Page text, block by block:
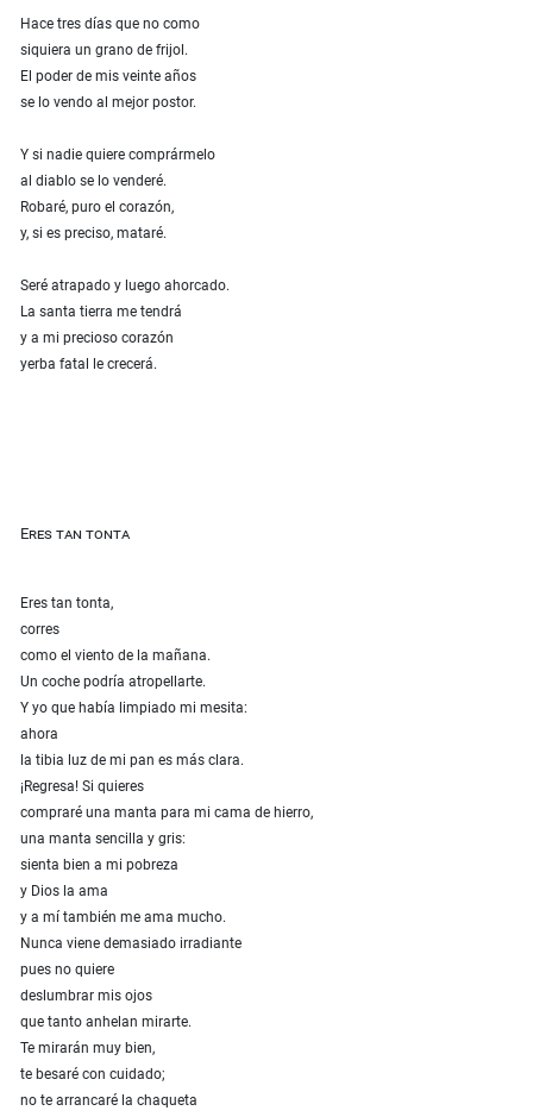
Hace tres días que no como
siquiera un grano de frijol.
El poder de mis veinte años
se lo vendo al mejor postor.
Y si nadie quiere comprármelo
al diablo se lo venderé.
Robaré, puro el corazón,
y, si es preciso, mataré.
Seré atrapado y luego ahorcado.
La santa tierra me tendrá
y a mi precioso corazón
yerba fatal le crecerá.
Eres tan tonta
Eres tan tonta,
corres
como el viento de la mañana.
Un coche podría atropellarte.
Y yo que había limpiado mi mesita:
ahora
la tibia luz de mi pan es más clara.
¡Regresa! Si quieres
compraré una manta para mi cama de hierro,
una manta sencilla y gris:
sienta bien a mi pobreza
y Dios la ama
y a mí también me ama mucho.
Nunca viene demasiado irradiante
pues no quiere
deslumbrar mis ojos
que tanto anhelan mirarte.
Te mirarán muy bien,
te besaré con cuidado;
no te arrancaré la chaqueta